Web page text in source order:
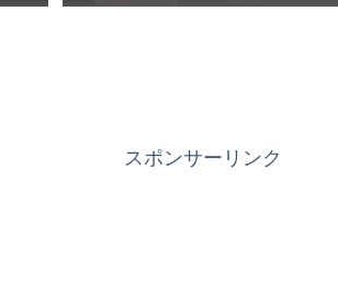
スポンサーリンク